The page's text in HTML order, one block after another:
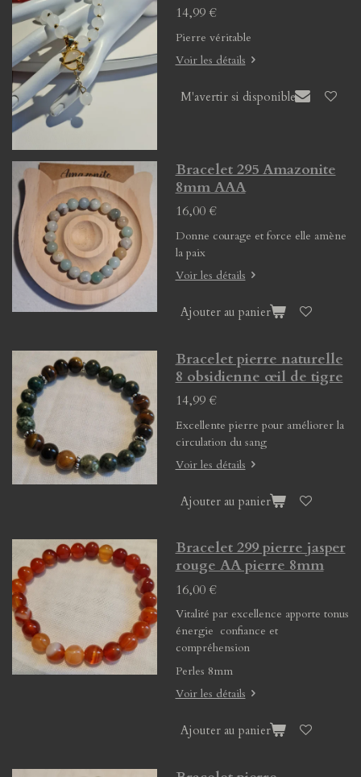
14,99 €
Pierre véritable
Voir les détails
M'avertir si disponible
Bracelet 295 Amazonite
8mm AAA
16,00 €
Donne courage et force elle amène
la paix
Voir les détails
Ajouter au panier
Bracelet pierre naturelle
8 obsidienne œil de tigre
14,99 €
Excellente pierre pour améliorer la
circulation du sang
Voir les détails
Ajouter au panier
Bracelet 299 pierre jasper
rouge AA pierre 8mm
16,00 €
Vitalité par excellence apporte tonus
énergie confiance et
compréhension
Perles 8mm
Voir les détails
Ajouter au panier